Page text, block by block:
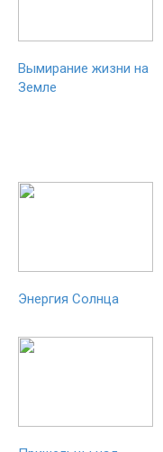
Вымирание жизни на
Земле
Энергия Солнца